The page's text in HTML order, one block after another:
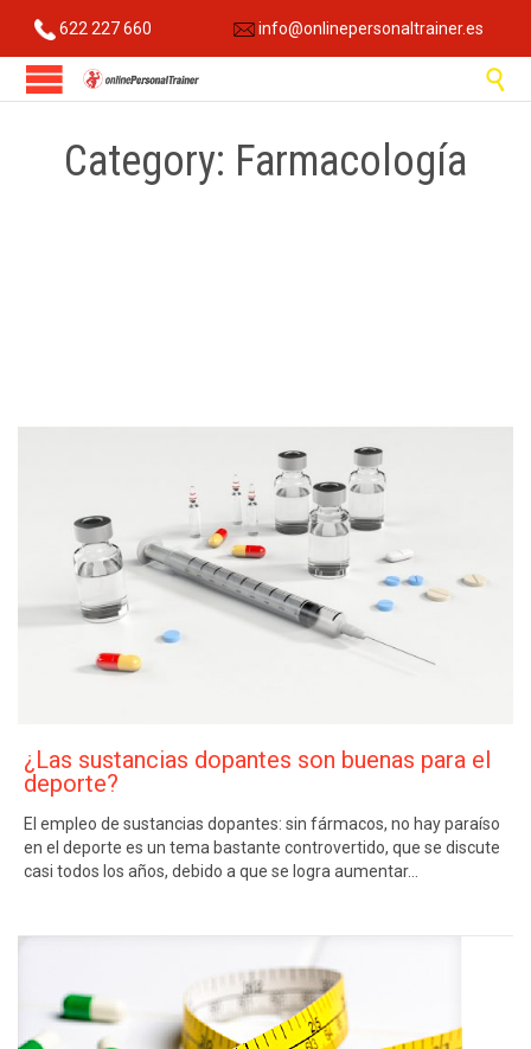
622 227 660 info@onlinepersonaltrainer.es

Category: Farmacología
¿Las sustancias dopantes son buenas para el
deporte?
El empleo de sustancias dopantes: sin fármacos, no hay paraíso
en el deporte es un tema bastante controvertido, que se discute
casi todos los años, debido a que se logra aumentar…